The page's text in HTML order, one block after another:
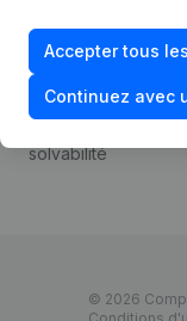
Accepter tous
Continuez avec
Recherche de
TVA
solvabilité
© 2026